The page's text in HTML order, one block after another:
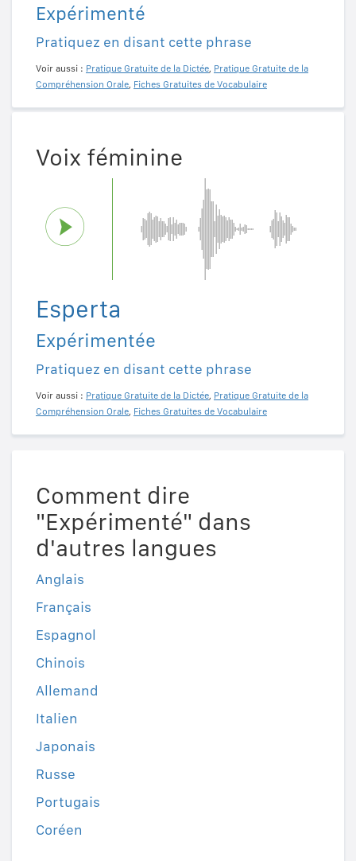
Expérimenté
Pratiquez en disant cette phrase
Voir aussi : Pratique Gratuite de la Dictée, Pratique Gratuite de la
Compréhension Orale, Fiches Gratuites de Vocabulaire
Voix féminine
Esperta
Expérimentée
Pratiquez en disant cette phrase
Voir aussi : Pratique Gratuite de la Dictée, Pratique Gratuite de la
Compréhension Orale, Fiches Gratuites de Vocabulaire
Comment dire
"Expérimenté" dans
d'autres langues
Anglais
Français
Espagnol
Chinois
Allemand
Italien
Japonais
Russe
Portugais
Coréen